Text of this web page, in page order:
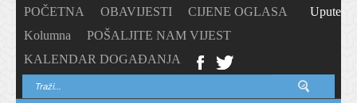
POČETNA OBAVIJESTI
CIJENE OGLASA
Kolumna
POŠALJITE NAM VIJEST
KALENDAR DOGAĐANJA
Upute